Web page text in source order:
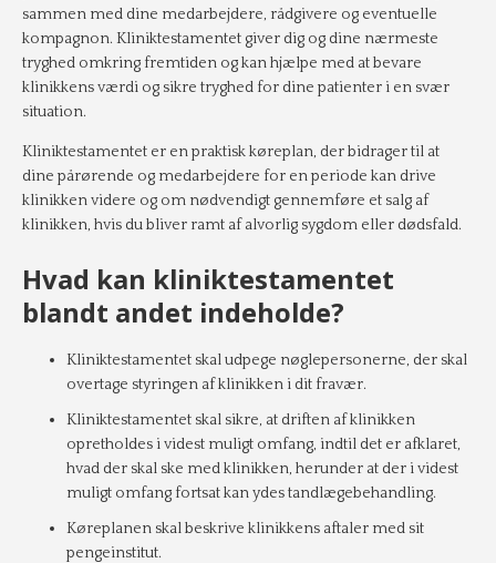
sammen med dine medarbejdere, rådgivere og eventuelle
kompagnon. Kliniktestamentet giver dig og dine nærmeste
tryghed omkring fremtiden og kan hjælpe med at bevare
klinikkens værdi og sikre tryghed for dine patienter i en svær
situation.
Kliniktestamentet er en praktisk køreplan, der bidrager til at
dine pårørende og medarbejdere for en periode kan drive
klinikken videre og om nødvendigt gennemføre et salg af
klinikken, hvis du bliver ramt af alvorlig sygdom eller dødsfald.
Hvad kan kliniktestamentet
blandt andet indeholde?
Kliniktestamentet skal udpege nøglepersonerne, der skal
overtage styringen af klinikken i dit fravær.
Kliniktestamentet skal sikre, at driften af klinikken
opretholdes i videst muligt omfang, indtil det er afklaret,
hvad der skal ske med klinikken, herunder at der i videst
muligt omfang fortsat kan ydes tandlægebehandling.
Køreplanen skal beskrive klinikkens aftaler med sit
pengeinstitut.